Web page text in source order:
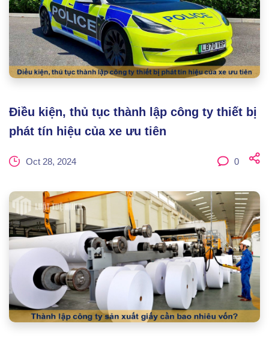
Điều kiện, thủ tục thành lập công ty thiết bị
phát tín hiệu của xe ưu tiên
Oct 28, 2024 0